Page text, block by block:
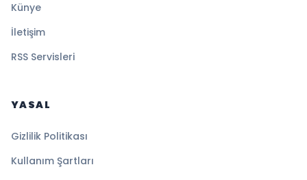
Künye
İletişim
RSS Servisleri
YASAL
Gizlilik Politikası
Kullanım Şartları